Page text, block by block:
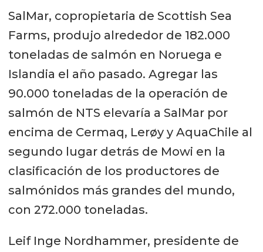
SalMar, copropietaria de Scottish Sea
Farms, produjo alrededor de 182.000
toneladas de salmón en Noruega e
Islandia el año pasado. Agregar las
90.000 toneladas de la operación de
salmón de NTS elevaría a SalMar por
encima de Cermaq, Lerøy y AquaChile al
segundo lugar detrás de Mowi en la
clasificación de los productores de
salmónidos más grandes del mundo,
con 272.000 toneladas.
Leif Inge Nordhammer, presidente de